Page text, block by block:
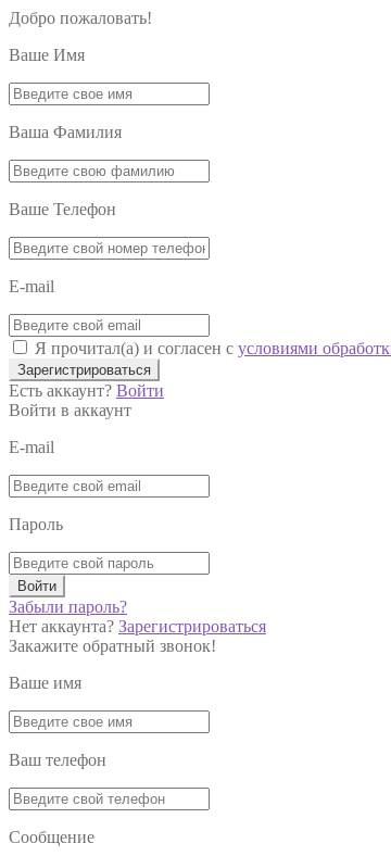
Добро пожаловать!
Ваше Имя
Ваша Фамилия
Ваше Телефон
E-mail
Я прочитал(а) и согласен с условиями
Зарегистрироваться
Есть аккаунт? Войти
Войти в аккаунт
E-mail
Пароль
Войти
Забыли пароль?
Нет аккаунта? Зарегистрироваться
Закажите обратный звонок!
Ваше имя
Ваш телефон
Сообщение